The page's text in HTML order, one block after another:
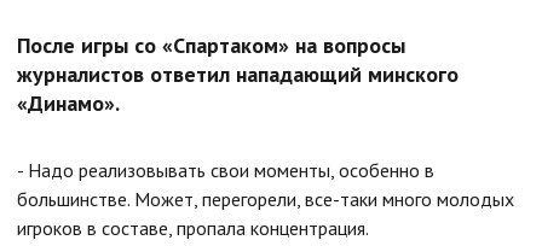
После игры со «Спартаком» на вопросы
журналистов ответил нападающий минского
«Динамо».
- Надо реализовывать свои моменты, особенно в
большинстве. Может, перегорели, все-таки много молодых
игроков в составе, пропала концентрация.